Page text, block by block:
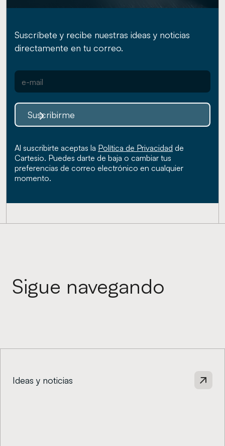
Suscríbete y recibe nuestras ideas y noticias
directamente en tu correo.
Suscribirme
Al suscribirte aceptas la Política de Privacidad de
Cartesio. Puedes darte de baja o cambiar tus
preferencias de correo electrónico en cualquier
momento.
Sigue navegando
Ideas y noticias